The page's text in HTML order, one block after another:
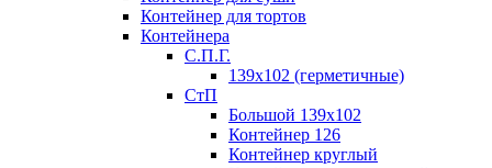
Контейнер для тортов
Контейнера
С.П.Г.
139х102 (герметичные)
СтП
Большой 139х102
Контейнер 126
Контейнер круглый